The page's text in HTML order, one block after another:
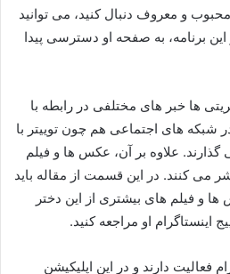
و معروف دنبال کنید، می توانید
برنامه، به صفحه او دسترسی پیدا
ها خبر های مختلفی در رابطه با
های اجتماعی هم چون توییتر با
علاوه بر آن، عکس ها و فیلم
می‌ کنند. در این قسمت از مقاله باید
و فیلم های بیشتری از این دختر
اینستاگرام او مراجعه کنید.
فعالیت دارند و در این اپلیکیشن